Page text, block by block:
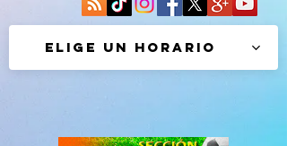
Elige un horario